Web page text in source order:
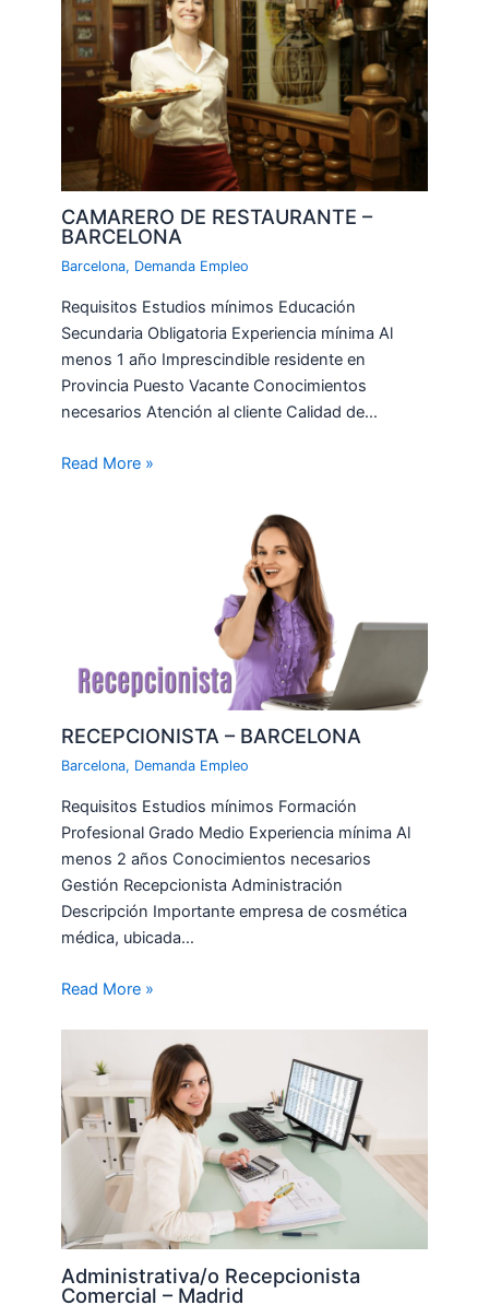
CAMARERO DE RESTAURANTE –
BARCELONA
Barcelona, Demanda Empleo
Requisitos Estudios mínimos Educación
Secundaria Obligatoria Experiencia mínima Al
menos 1 año Imprescindible residente en
Provincia Puesto Vacante Conocimientos
necesarios Atención al cliente Calidad de…
Read More »
RECEPCIONISTA – BARCELONA
Barcelona, Demanda Empleo
Requisitos Estudios mínimos Formación
Profesional Grado Medio Experiencia mínima Al
menos 2 años Conocimientos necesarios
Gestión Recepcionista Administración
Descripción Importante empresa de cosmética
médica, ubicada…
Read More »
Administrativa/o Recepcionista
Comercial – Madrid